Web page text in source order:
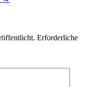
Erforderliche